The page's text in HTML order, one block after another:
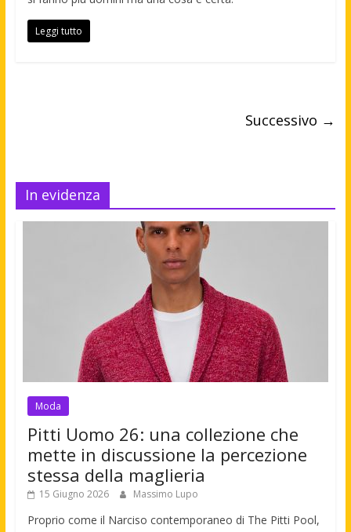
Leggi tutto
Successivo →
In evidenza
Moda
Pitti Uomo 26: una collezione che
mette in discussione la percezione
stessa della maglieria
15 Giugno 2026 Massimo Lupo
Proprio come il Narciso contemporaneo di The Pitti Pool,